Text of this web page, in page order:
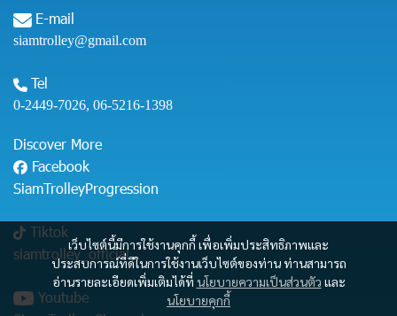
เว็บไซต์นี้มีการใช้งานคุกกี้ เพื่อเพิ่มประสิทธิภาพและ
ประสบการณ์ที่ดีในการใช้งานเว็บไซต์ของท่าน ท่านสามารถ
อ่านรายละเอียดเพิ่มเติมได้ที่ นโยบายความเป็นส่วนตัว และ
นโยบายคุกกี้
E-mail
siamtrolley@gmail.com
Tel
0-2449-7026, 06-5216-1398
Discover More
Facebook
SiamTrolleyProgression
Tiktok
siamtrolley_official
Youtube